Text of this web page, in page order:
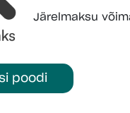
Järelmaksu
poodi
8 ja EL direktiividele
toode